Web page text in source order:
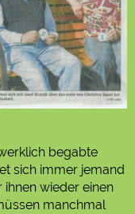
begabte
sich immer jemand
wieder einen
manchmal